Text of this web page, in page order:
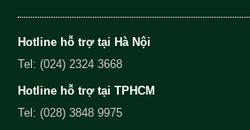
Hotline hỗ trợ tại Hà Nội
Tel: (024) 2324 3668
Hotline hỗ trợ tại TPHCM
Tel: (028) 3848 9975